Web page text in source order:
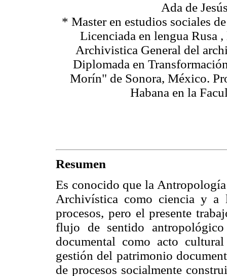
Ada de
* Master en estudios sociales
Licenciada en lengua Rusa
Archivistica General del
Diplomada en
Morín" de Sonora, México.
Habana en la
Resumen
Es conocido que la
Archivística como ciencia y a
procesos, pero el presente
flujo de sentido
documental como acto
gestión del patrimonio
de procesos socialmente